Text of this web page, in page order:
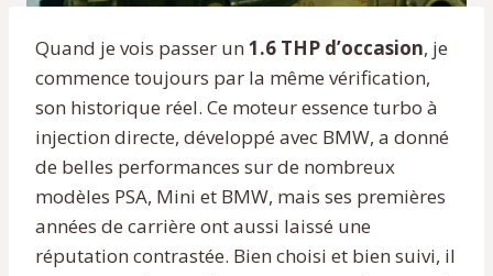
Quand je vois passer un 1.6 THP d’occasion, je
commence toujours par la même vérification,
son historique réel. Ce moteur essence turbo à
injection directe, développé avec BMW, a donné
de belles performances sur de nombreux
modèles PSA, Mini et BMW, mais ses premières
années de carrière ont aussi laissé une
réputation contrastée. Bien choisi et bien suivi, il